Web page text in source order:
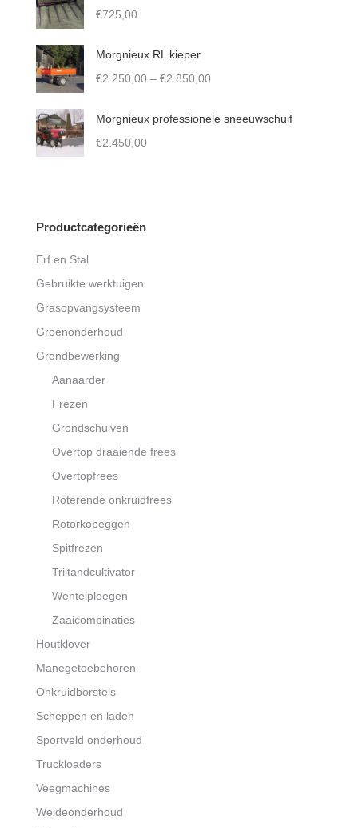
page
€725,00
Morgnieux RL kieper
€2.250,00 – €2.850,00Price
€2.250,00
Morgnieux professionele sneeuwschuif
€2.450,00
Productcategorieën
Erf en Stal
Gebruikte werktuigen
Grasopvangsysteem
Groenonderhoud
Grondbewerking
Aanaarder
Frezen
Grondschuiven
Overtop draaiende frees
Overtopfrees
Roterende onkruidfrees
Rotorkopeggen
Spitfrezen
Triltandcultivator
Wentelploegen
Zaaicombinaties
Houtklover
Manegetoebehoren
Onkruidborstels
Scheppen en laden
Sportveld onderhoud
Truckloaders
Veegmachines
Weideonderhoud